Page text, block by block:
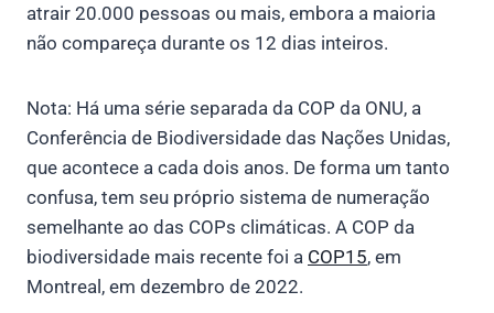
atrair 20.000 pessoas ou mais, embora a maioria
não compareça durante os 12 dias inteiros.
Nota: Há uma série separada da COP da ONU, a
Conferência de Biodiversidade das Nações Unidas,
que acontece a cada dois anos. De forma um tanto
confusa, tem seu próprio sistema de numeração
semelhante ao das COPs climáticas. A COP da
biodiversidade mais recente foi a COP15, em
Montreal, em dezembro de 2022.